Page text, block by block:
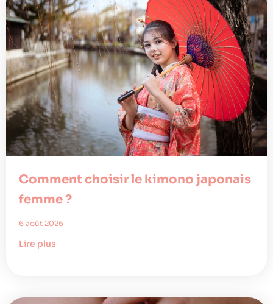
Comment choisir le kimono japonais
femme ?
6 août 2026
Lire plus